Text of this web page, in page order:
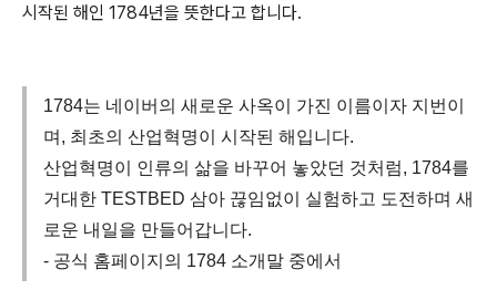
시작된 해인 1784년을 뜻한다고 합니다.
1784는 네이버의 새로운 사옥이 가진 이름이자 지번이
며, 최초의 산업혁명이 시작된 해입니다.
산업혁명이 인류의 삶을 바꾸어 놓았던 것처럼, 1784를
거대한 TESTBED 삼아 끊임없이 실험하고 도전하며 새
로운 내일을 만들어갑니다.
- 공식 홈페이지의 1784 소개말 중에서